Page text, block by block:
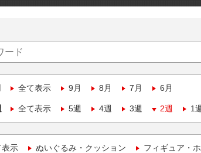
全て表示 9月 8月 7月 6月
全て表示 5週 4週 3週 2週 1週
表示 ぬいぐるみ・クッション フィギュア・